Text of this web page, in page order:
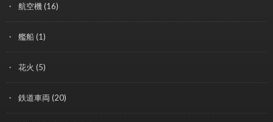
航空機(16)
艦船(1)
花火 (5)
鉄道車両 (20)